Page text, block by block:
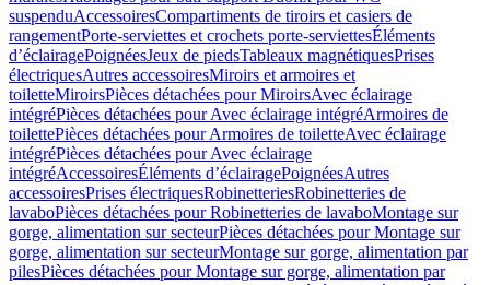
suspenduAccessoiresCompartiments de tiroirs et casiers de
rangementPorte-serviettes et crochets porte-serviettesÉléments
d’éclairagePoignéesJeux de piedsTableaux magnétiquesPrises
électriquesAutres accessoiresMiroirs et armoires et
toiletteMiroirsPièces détachées pour MiroirsAvec éclairage
intégréPièces détachées pour Avec éclairage intégréArmoires de
toilettePièces détachées pour Armoires de toiletteAvec éclairage
intégréPièces détachées pour Avec éclairage
intégréAccessoiresÉléments d’éclairagePoignéesAutres
accessoiresPrises électriquesRobinetteriesRobinetteries de
lavaboPièces détachées pour Robinetteries de lavaboMontage sur
gorge, alimentation sur secteurPièces détachées pour Montage sur
gorge, alimentation sur secteurMontage sur gorge, alimentation par
pilesPièces détachées pour Montage sur gorge, alimentation par